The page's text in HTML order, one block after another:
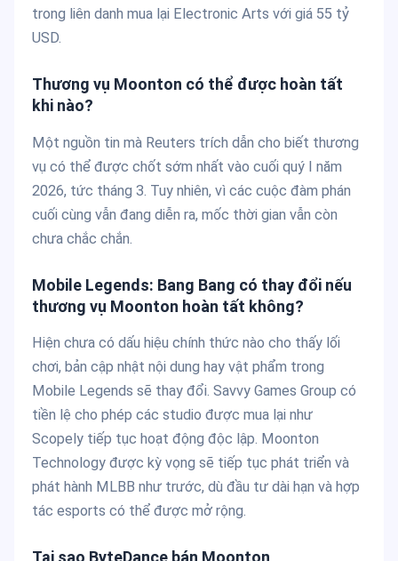
trong liên danh mua lại Electronic Arts với giá 55 tỷ
USD.
Thương vụ Moonton có thể được hoàn tất
khi nào?
Một nguồn tin mà Reuters trích dẫn cho biết thương
vụ có thể được chốt sớm nhất vào cuối quý I năm
2026, tức tháng 3. Tuy nhiên, vì các cuộc đàm phán
cuối cùng vẫn đang diễn ra, mốc thời gian vẫn còn
chưa chắc chắn.
Mobile Legends: Bang Bang có thay đổi nếu
thương vụ Moonton hoàn tất không?
Hiện chưa có dấu hiệu chính thức nào cho thấy lối
chơi, bản cập nhật nội dung hay vật phẩm trong
Mobile Legends sẽ thay đổi. Savvy Games Group có
tiền lệ cho phép các studio được mua lại như
Scopely tiếp tục hoạt động độc lập. Moonton
Technology được kỳ vọng sẽ tiếp tục phát triển và
phát hành MLBB như trước, dù đầu tư dài hạn và hợp
tác esports có thể được mở rộng.
Tại sao ByteDance bán Moonton